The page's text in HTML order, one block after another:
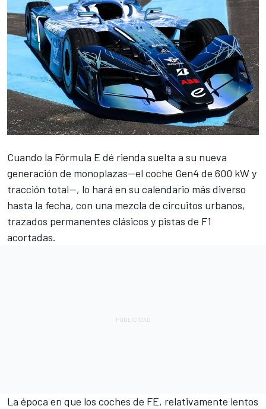
Cuando la Fórmula E dé rienda suelta a su nueva
generación de monoplazas—el coche Gen4 de 600 kW y
tracción total—, lo hará en su calendario más diverso
hasta la fecha, con una mezcla de circuitos urbanos,
trazados permanentes clásicos y pistas de F1
acortadas.
La época en que los coches de FE, relativamente lentos